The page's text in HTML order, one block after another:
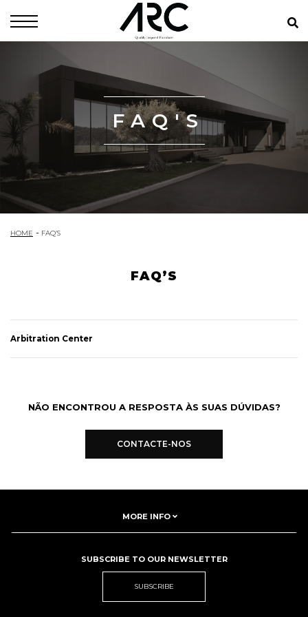
FAQ'S
HOME FAQ’S
FAQ’S
Arbitration Center
NÃO ENCONTROU A RESPOSTA ÀS SUAS DÚVIDAS?
CONTACTE-NOS
MORE INFO
SUBSCRIBE TO OUR NEWSLETTER
SUBSCRIBE